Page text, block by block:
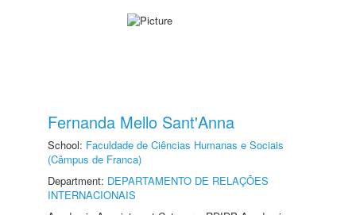
Fernanda Mello Sant'Anna
School: Faculdade de Ciências Humanas e Sociais
(Câmpus de Franca)
Department: DEPARTAMENTO DE RELAÇÕES
INTERNACIONAIS